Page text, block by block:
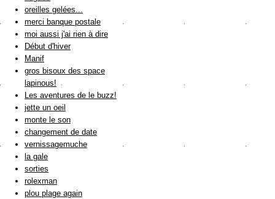
oreilles gelées...
merci banque postale
moi aussi j'ai rien à dire
Début d'hiver
Manif
gros bisoux des space
lapinous!
Les aventures de le buzz!
jette un oeil
monte le son
changement de date
vernissagemuche
la gale
sorties
rolexman
plou plage again